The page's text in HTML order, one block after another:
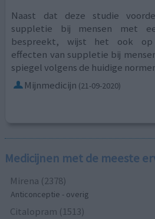
Naast dat deze studie
suppletie bij mensen met
bespreekt, wijst het ook op
effecten van suppletie bij
spiegel volgens de huidige
Mijnmedicijn (21-09-2020)
Medicijnen met de meeste
Mirena (2378)
Anticonceptie - overig
Citalopram (1513)